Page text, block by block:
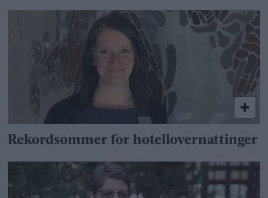
Rekordsommer for hotellovernattinger